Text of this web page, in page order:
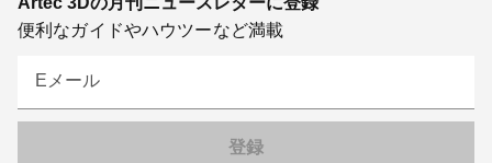
便利なガイドやハウツーなど満載
Eメール